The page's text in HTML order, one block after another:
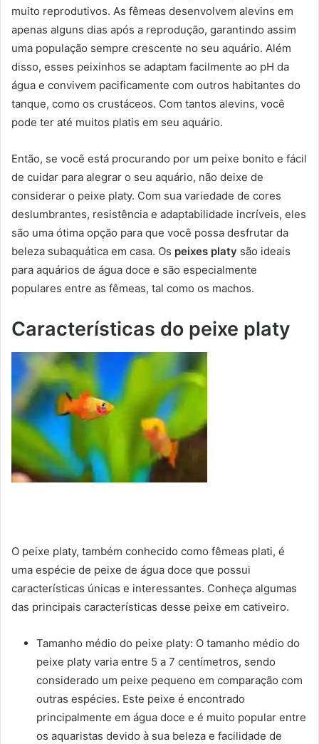
muito reprodutivos. As fêmeas desenvolvem alevins em
apenas alguns dias após a reprodução, garantindo assim
uma população sempre crescente no seu aquário. Além
disso, esses peixinhos se adaptam facilmente ao pH da
água e convivem pacificamente com outros habitantes do
tanque, como os crustáceos. Com tantos alevins, você
pode ter até muitos platis em seu aquário.
Então, se você está procurando por um peixe bonito e fácil
de cuidar para alegrar o seu aquário, não deixe de
considerar o peixe platy. Com sua variedade de cores
deslumbrantes, resistência e adaptabilidade incríveis, eles
são uma ótima opção para que você possa desfrutar da
beleza subaquática em casa. Os peixes platy são ideais
para aquários de água doce e são especialmente
populares entre as fêmeas, tal como os machos.
Características do peixe platy
O peixe platy, também conhecido como fêmeas plati, é
uma espécie de peixe de água doce que possui
características únicas e interessantes. Conheça algumas
das principais características desse peixe em cativeiro.
Tamanho médio do peixe platy: O tamanho médio do
peixe platy varia entre 5 a 7 centímetros, sendo
considerado um peixe pequeno em comparação com
outras espécies. Este peixe é encontrado
principalmente em água doce e é muito popular entre
os aquaristas devido à sua beleza e facilidade de